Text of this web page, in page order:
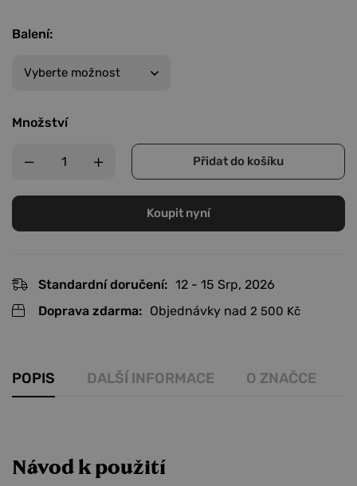
Balení:
Množství
Přidat do košíku
Koupit nyní
Standardní doručení: 12 - 15 Srp, 2026
Doprava zdarma: Objednávky nad 2 500 Kč
POPIS DALŠÍ INFORMACE O ZNAČCE
Návod k použití